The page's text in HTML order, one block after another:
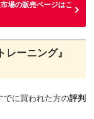
場の販売ページはこ
ーニング』
でに買われた方の評判